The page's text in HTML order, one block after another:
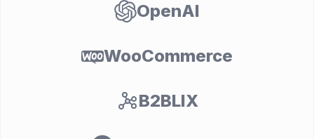
OpenAI
WooCommerce
B2BLIX